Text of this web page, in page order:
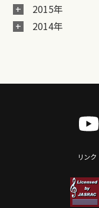
2015年
2014年
リンク